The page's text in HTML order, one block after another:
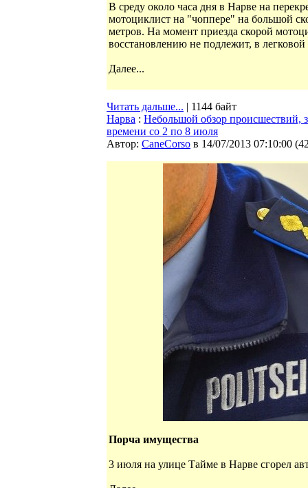
В среду около часа дня в Нарве на
мотоциклист на "чоппере" на большой
метров. На момент приезда скорой
восстановлению не подлежит, в
Далее...
Читать дальше... | 1144 байт
Нарва : Небольшой обзор происшествий,
времени со 2 по 8 июля
Автор: CaneCorso в 14/07/2013 07:10:00 (
Порча имущества
3 июля на улице Тайме в Нарве сгорел